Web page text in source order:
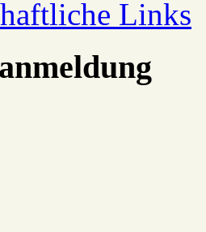
Links